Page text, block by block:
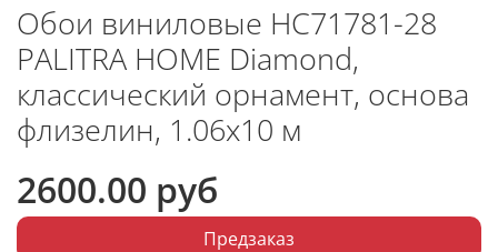
Обои виниловые HC71781-28
PALITRA HOME Diamond,
классический орнамент, основа
флизелин, 1.06х10 м
2600.00 руб
Предзаказ